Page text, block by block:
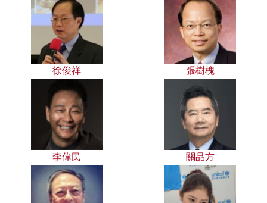
徐俊祥 張樹槐
李偉民 關品方